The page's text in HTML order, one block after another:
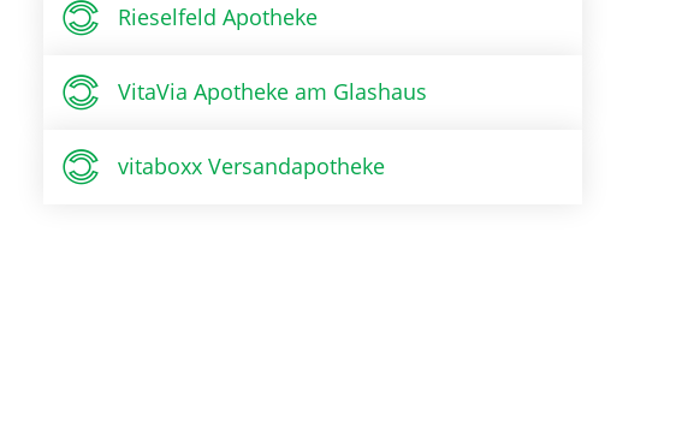
Rieselfeld Apotheke
VitaVia Apotheke am Glashaus
vitaboxx Versandapotheke